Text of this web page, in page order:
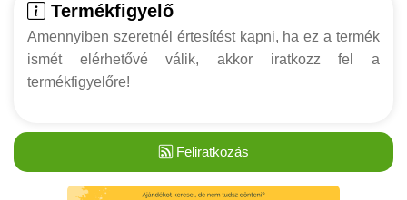
Termékfigyelő
Amennyiben szeretnél értesítést kapni, ha ez a termék
ismét elérhetővé válik, akkor iratkozz fel a
termékfigyelőre!
Feliratkozás